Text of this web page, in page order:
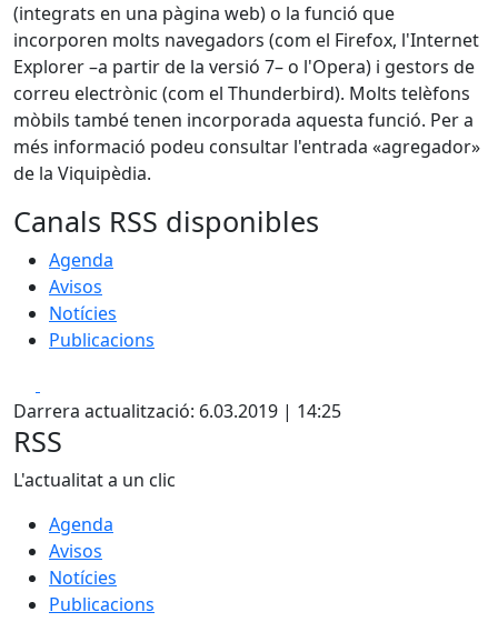
(integrats en una pàgina web) o la funció que
incorporen molts navegadors (com el Firefox, l'Internet
Explorer –a partir de la versió 7– o l'Opera) i gestors de
correu electrònic (com el Thunderbird). Molts telèfons
mòbils també tenen incorporada aquesta funció. Per a
més informació podeu consultar l'entrada «agregador»
de la Viquipèdia.
Canals RSS disponibles
Agenda
Avisos
Notícies
Publicacions
Darrera actualització: 6.03.2019 | 14:25
RSS
L'actualitat a un clic
Agenda
Avisos
Notícies
Publicacions